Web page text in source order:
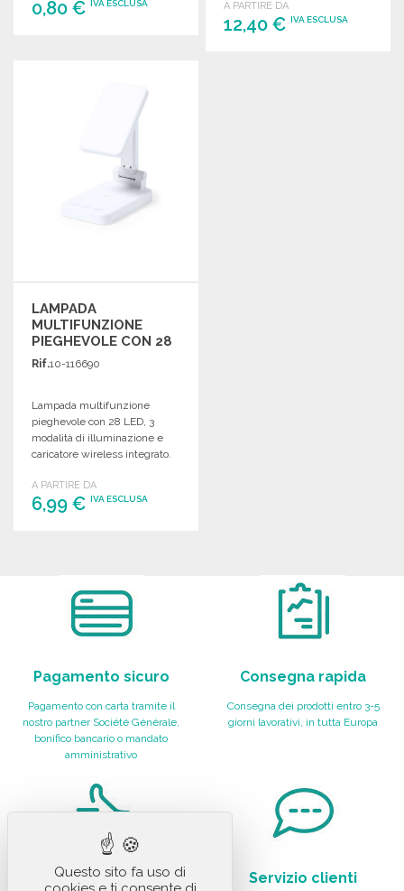
0,80 € IVA ESCLUSA A PARTIRE DA
12,40 € IVA ESCLUSA
LAMPADA
MULTIFUNZIONE
PIEGHEVOLE CON 28
LED A PREZZI
ALL'INGROSSO
Rif.10-116690
Lampada multifunzione
pieghevole con 28 LED, 3
modalità di illuminazione e
caricatore wireless integrato.
A PARTIRE DA
6,99 € IVA ESCLUSA
Pagamento sicuro
Pagamento con carta tramite il
nostro partner Société Générale,
bonifico bancario o mandato
amministrativo
Consegna rapida
Consegna dei prodotti entro 3-5
giorni lavorativi, in tutta Europa
Soddisfazione del
Servizio clienti
Questo sito fa uso di